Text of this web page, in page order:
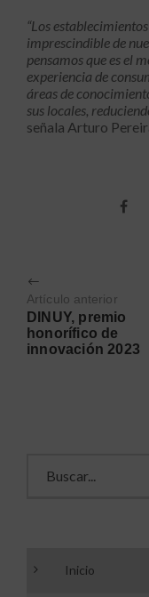
“Los
imprescindible de
pensamos que es el
experiencia de
áreas de
sus locales,
señala Arturo
Artículo anterior
DINUY, premio
honorífico de
innovación 2023
Inicio